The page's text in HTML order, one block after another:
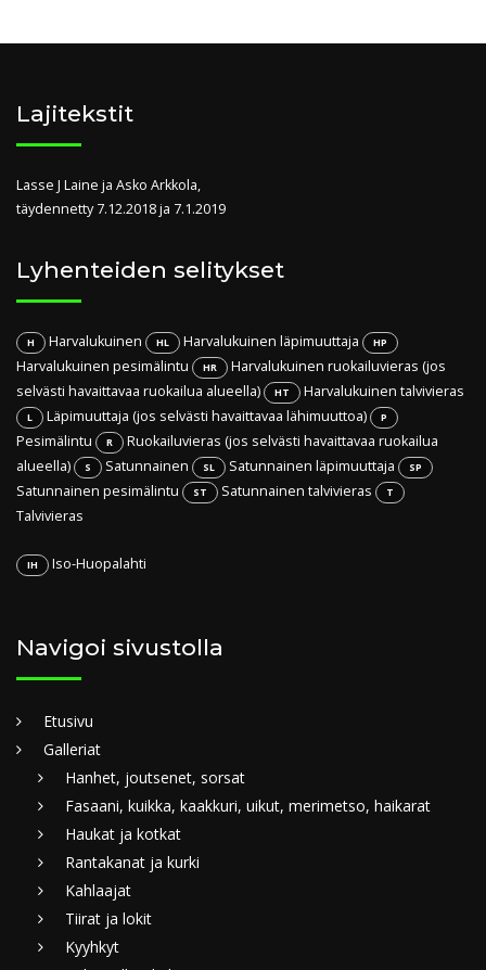
Lajitekstit
Lasse J Laine ja Asko Arkkola,
täydennetty 7.12.2018 ja 7.1.2019
Lyhenteiden selitykset
H Harvalukuinen HL Harvalukuinen läpimuuttaja HP
Harvalukuinen pesimälintu HR
Harvalukuinen ruokailuvieras (jos
selvästi havaittavaa ruokailua alueella)
HT Harvalukuinen talvivieras
L Läpimuuttaja (jos selvästi havaittavaa lähimuuttoa) P
Pesimälintu R
Ruokailuvieras (jos selvästi havaittavaa ruokailua
alueella)
S Satunnainen SL Satunnainen läpimuuttaja SP
Satunnainen pesimälintu ST Satunnainen talvivieras T
Talvivieras
IH Iso-Huopalahti
Navigoi sivustolla
Etusivu
Galleriat
Hanhet, joutsenet, sorsat
Fasaani, kuikka, kaakkuri, uikut, merimetso, haikarat
Haukat ja kotkat
Rantakanat ja kurki
Kahlaajat
Tiirat ja lokit
Kyyhkyt